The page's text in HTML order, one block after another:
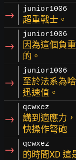
→ junior1006
超重戰士。
→
junior1006
因為這個負
的。
→
junior1006
至於法系為
迅速值。
→
qcwxez
講到適應力
快操作弩砲
→ qcwxez
的時間XD 這